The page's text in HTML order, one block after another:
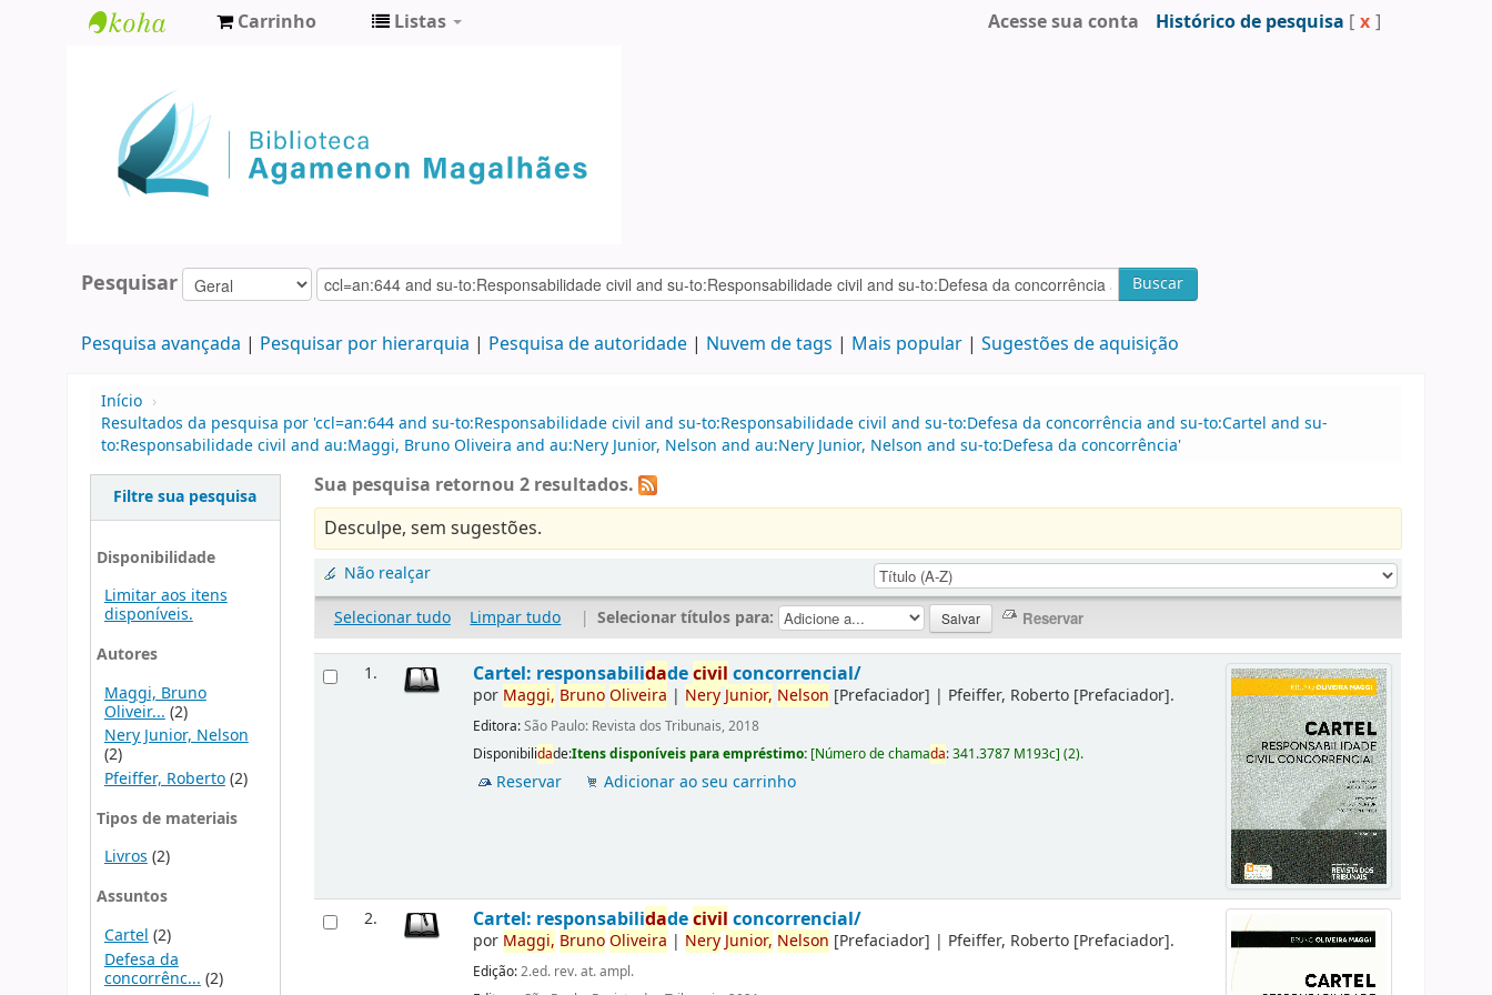
Agamenon
Magalhães
Carrinho Listas Acesse sua conta Histórico de pesquisa [ x ]
Pesquisar Buscar
Pesquisa avançada Pesquisar por hierarquia Pesquisa de autoridade Nuvem de tags Mais popular Sugestões de aquisição
Início ›
Resultados da pesquisa por 'ccl=an:644 and su-to:Responsabilidade civil and su-to:Responsabilidade civil and su-to:Defesa da concorrência and su-to:Cartel and su-
to:Responsabilidade civil and au:Maggi, Bruno Oliveira and au:Nery Junior, Nelson and au:Nery Junior, Nelson and su-to:Defesa da concorrência'
Filtre sua pesquisa
Disponibilidade
Limitar aos itens
disponíveis.
Autores
Maggi, Bruno
Oliveir... (2)
Nery Junior, Nelson
(2)
Pfeiffer, Roberto(2)
Tipos de materiais
Livros(2)
Assuntos
Cartel (2)
Defesa da
concorrênc... (2)
Sua pesquisa retornou 2 resultados.
Desculpe, sem sugestões.
Não realçar
Selecionar tudo
Limpar tudo | Selecionar títulos para:
1. Cartel: responsabilidadecivil concorrencial/
por Maggi, BrunoOliveira | NeryJunior, Nelson [Prefaciador] | Pfeiffer, Roberto [Prefaciador].
Editora:São Paulo: Revista dos Tribunais, 2018
Disponibilidade:Itens disponíveis para empréstimo: [Número de chamada:341.3787 M193c](2).
Reservar Adicionar ao seu carrinho
2. Cartel: responsabilidadecivil concorrencial/
por Maggi, BrunoOliveira | NeryJunior, Nelson [Prefaciador] | Pfeiffer, Roberto [Prefaciador].
Edição:2.ed. rev. at. ampl.